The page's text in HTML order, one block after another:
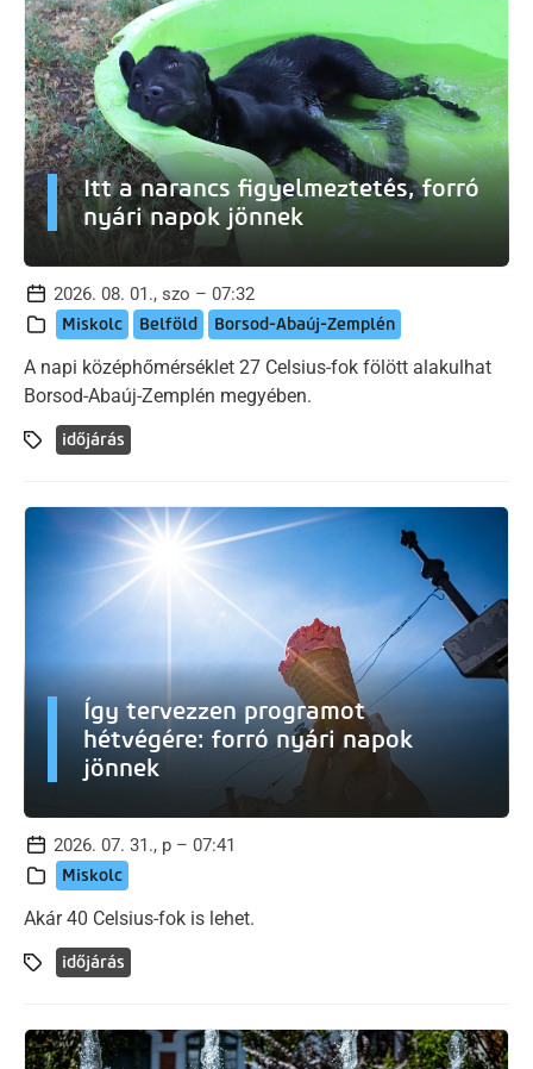
Itt a narancs figyelmeztetés, forró
nyári napok jönnek
2026. 08. 01., szo – 07:32
Miskolc Belföld Borsod-Abaúj-Zemplén
A napi középhőmérséklet 27 Celsius-fok fölött alakulhat
Borsod-Abaúj-Zemplén megyében.
időjárás
Így tervezzen programot
hétvégére: forró nyári napok
jönnek
2026. 07. 31., p – 07:41
Miskolc
Akár 40 Celsius-fok is lehet.
időjárás